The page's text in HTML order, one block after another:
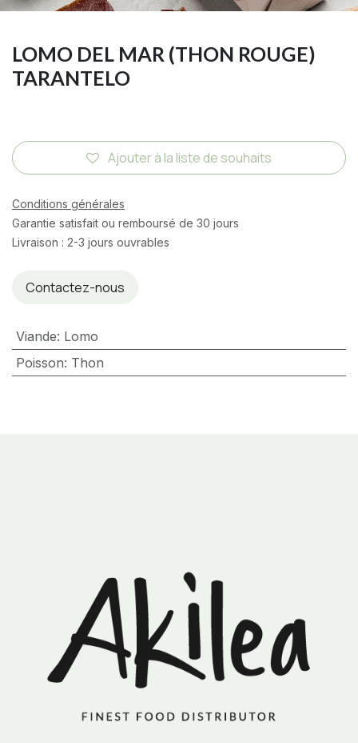
LOMO DEL MAR (THON ROUGE)
TARANTELO
Ajouter à la liste de souhaits
Conditions générales
Garantie satisfait ou remboursé de 30 jours
Livraison : 2-3 jours ouvrables
Contactez-nous
Viande: Lomo
Poisson: Thon